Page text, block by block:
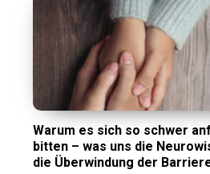
Warum es sich so schwer
bitten – was uns die
die Überwindung der